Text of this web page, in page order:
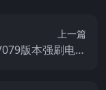
上一篇
版本强刷电视